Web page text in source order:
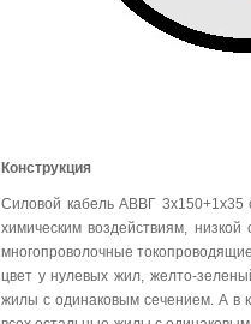
Конструкция
Силовой кабель АВВГ 3х150+1х35
химическим воздействиям,
многопроволочные
цвет у нулевых жил, желто-
жилы с одинаковым сечением. А в